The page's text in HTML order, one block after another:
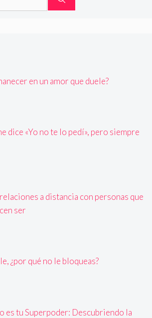
en un amor que duele?
dice «Yo no te lo pedí», pero siempre
a distancia con personas que
ser
¿por qué no le bloqueas?
es tu Superpoder: Descubriendo la